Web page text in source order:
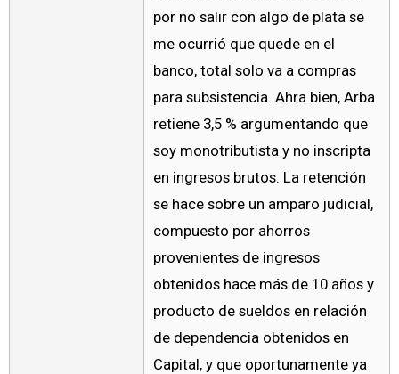
por no salir con algo de plata se
me ocurrió que quede en el
banco, total solo va a compras
para subsistencia. Ahra bien, Arba
retiene 3,5 % argumentando que
soy monotributista y no inscripta
en ingresos brutos. La retención
se hace sobre un amparo judicial,
compuesto por ahorros
provenientes de ingresos
obtenidos hace más de 10 años y
producto de sueldos en relación
de dependencia obtenidos en
Capital, y que oportunamente ya